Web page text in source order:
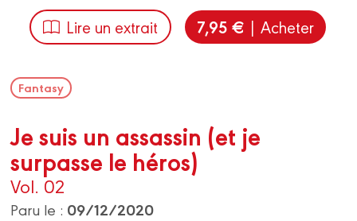
Lire un extrait 7,95 € | Acheter
Fantasy
Je suis un assassin (et je
surpasse le héros)
Vol. 02
Paru le : 09/12/2020